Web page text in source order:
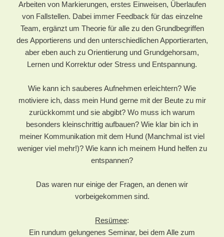
Arbeiten von Markierungen, erstes Einweisen, Überlaufen
von Fallstellen. Dabei immer Feedback für das einzelne
Team, ergänzt um Theorie für alle zu den Grundbegriffen
des Apportierens und den unterschiedlichen Apportierarten,
aber eben auch zu Orientierung und Grundgehorsam,
Lernen und Korrektur oder Stress und Entspannung.
Wie kann ich sauberes Aufnehmen erleichtern? Wie
motiviere ich, dass mein Hund gerne mit der Beute zu mir
zurückkommt und sie abgibt? Wo muss ich warum
besonders kleinschrittig aufbauen? Wie klar bin ich in
meiner Kommunikation mit dem Hund (Manchmal ist viel
weniger viel mehr!)? Wie kann ich meinem Hund helfen zu
entspannen?
Das waren nur einige der Fragen, an denen wir
vorbeigekommen sind.
Resümee:
Ein rundum gelungenes Seminar, bei dem Alle zum